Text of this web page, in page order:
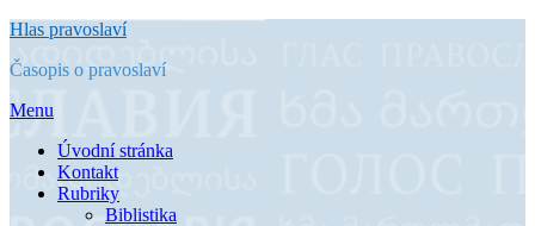
Přejít
obsahu
Hlas pravoslaví
Časopis o pravoslaví
Menu
Úvodní stránka
Kontakt
Rubriky
Biblistika